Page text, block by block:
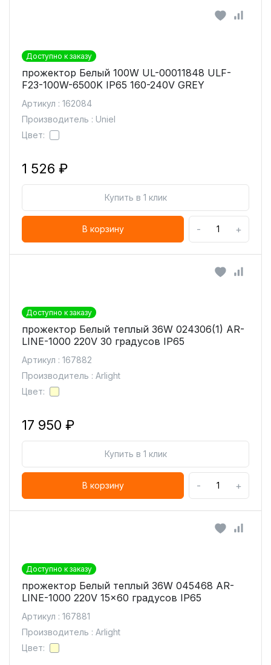
Доступно к заказу
прожектор Белый 100W UL-00011848 ULF-
F23-100W-6500K IP65 160-240V GREY
Артикул : 162084
Производитель : Uniel
Цвет:
1 526 ₽
Купить в 1 клик
В корзину - +
Доступно к заказу
прожектор Белый теплый 36W 024306(1) AR-
LINE-1000 220V 30 градусов IP65
Артикул : 167882
Производитель : Arlight
Цвет:
17 950 ₽
Купить в 1 клик
В корзину - +
Доступно к заказу
прожектор Белый теплый 36W 045468 AR-
LINE-1000 220V 15x60 градусов IP65
Артикул : 167881
Производитель : Arlight
Цвет: